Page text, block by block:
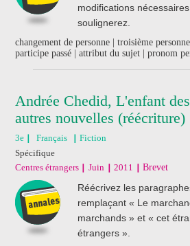
modifications
soulignerez.
changement de personne | troisième
participe passé | attribut du sujet | pronom
Andrée Chedid, L'enfant
autres nouvelles (réécriture)
3e Français
Fiction
Spécifique
Centres étrangers
Juin 2011 Brevet
Réécrivez les
remplaçant « Le
marchands » et « cet
étrangers ».